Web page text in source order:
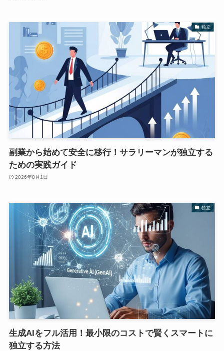
独立
副業から始めて安全に移行！サラリーマンが独立する
ための実践ガイド
2026年8月1日
独立
生成AIをフル活用！最小限のコストで賢くスマートに
独立する方法